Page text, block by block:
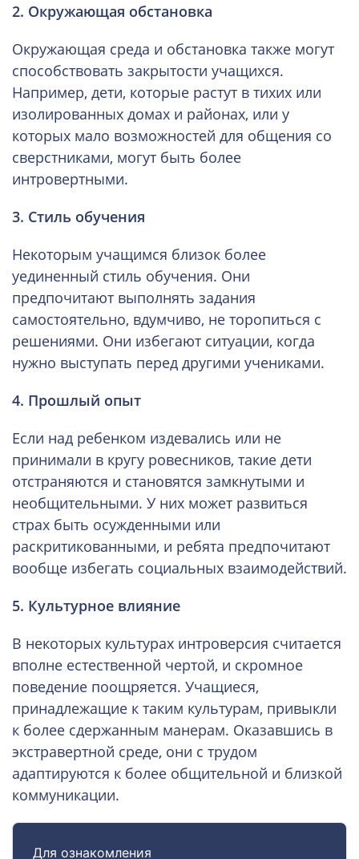
2. Окружающая обстановка
Окружающая среда и обстановка также могут
способствовать закрытости учащихся.
Например, дети, которые растут в тихих или
изолированных домах и районах, или у
которых мало возможностей для общения со
сверстниками, могут быть более
интровертными.
3. Стиль обучения
Некоторым учащимся близок более
уединенный стиль обучения. Они
предпочитают выполнять задания
самостоятельно, вдумчиво, не торопиться с
решениями. Они избегают ситуации, когда
нужно выступать перед другими учениками.
4. Прошлый опыт
Если над ребенком издевались или не
принимали в кругу ровесников, такие дети
отстраняются и становятся замкнутыми и
необщительными. У них может развиться
страх быть осужденными или
раскритикованными, и ребята предпочитают
вообще избегать социальных взаимодействий.
5. Культурное влияние
В некоторых культурах интроверсия считается
вполне естественной чертой, и скромное
поведение поощряется. Учащиеся,
принадлежащие к таким культурам, привыкли
к более сдержанным манерам. Оказавшись в
экстравертной среде, они с трудом
адаптируются к более общительной и близкой
коммуникации.